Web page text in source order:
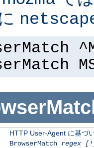
HTTP User-Agent に基づ
BrowserMatch regex